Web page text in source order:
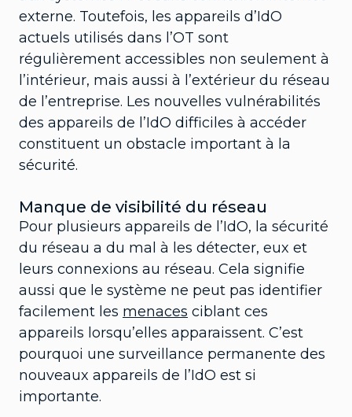
externe. Toutefois, les appareils d’IdO
actuels utilisés dans l’OT sont
régulièrement accessibles non seulement à
l’intérieur, mais aussi à l’extérieur du réseau
de l’entreprise. Les nouvelles vulnérabilités
des appareils de l’IdO difficiles à accéder
constituent un obstacle important à la
sécurité.
Manque de visibilité du réseau
Pour plusieurs appareils de l’IdO, la sécurité
du réseau a du mal à les détecter, eux et
leurs connexions au réseau. Cela signifie
aussi que le système ne peut pas identifier
facilement les menaces ciblant ces
appareils lorsqu’elles apparaissent. C’est
pourquoi une surveillance permanente des
nouveaux appareils de l’IdO est si
importante.